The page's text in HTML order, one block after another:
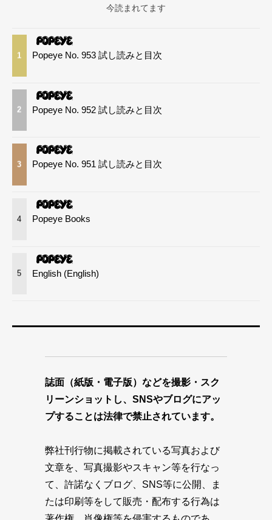
今読まれてます
1 Popeye No. 953 試し読みと目次
2 Popeye No. 952 試し読みと目次
3 Popeye No. 951 試し読みと目次
4 Popeye Books
5 English (English)
誌面（紙版・電子版）などを撮影・スク
リーンショットし、SNSやブログにアッ
プすることは法律で禁止されています。
弊社刊行物に掲載されている写真および
文章を、写真撮影やスキャン等を行なっ
て、許諾なくブログ、SNS等に公開、ま
たは印刷等をして販売・配布する行為は